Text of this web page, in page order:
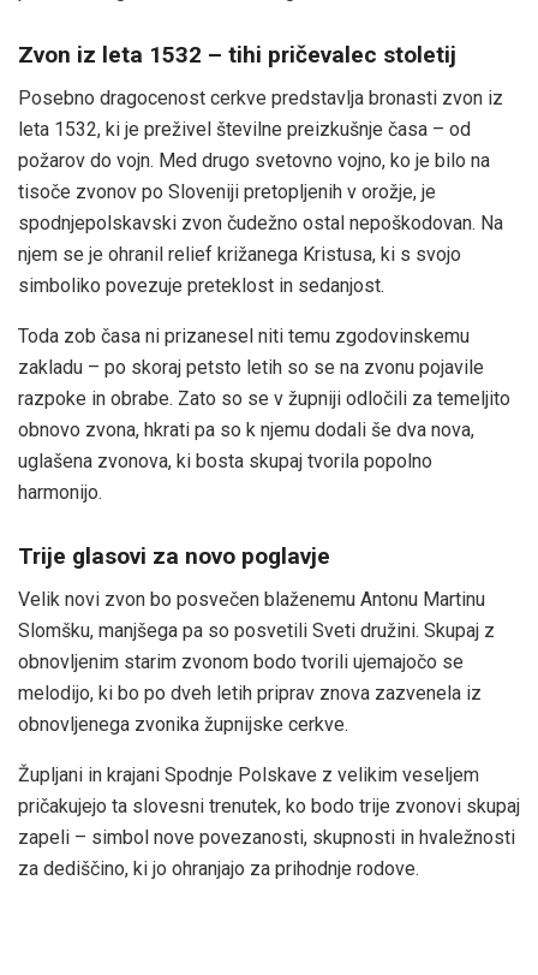
Zvon iz leta 1532 – tihi pričevalec stoletij
Posebno dragocenost cerkve predstavlja bronasti zvon iz
leta 1532, ki je preživel številne preizkušnje časa – od
požarov do vojn. Med drugo svetovno vojno, ko je bilo na
tisoče zvonov po Sloveniji pretopljenih v orožje, je
spodnjepolskavski zvon čudežno ostal nepoškodovan. Na
njem se je ohranil relief križanega Kristusa, ki s svojo
simboliko povezuje preteklost in sedanjost.
Toda zob časa ni prizanesel niti temu zgodovinskemu
zakladu – po skoraj petsto letih so se na zvonu pojavile
razpoke in obrabe. Zato so se v župniji odločili za temeljito
obnovo zvona, hkrati pa so k njemu dodali še dva nova,
uglašena zvonova, ki bosta skupaj tvorila popolno
harmonijo.
Trije glasovi za novo poglavje
Velik novi zvon bo posvečen blaženemu Antonu Martinu
Slomšku, manjšega pa so posvetili Sveti družini. Skupaj z
obnovljenim starim zvonom bodo tvorili ujemajočo se
melodijo, ki bo po dveh letih priprav znova zazvenela iz
obnovljenega zvonika župnijske cerkve.
Župljani in krajani Spodnje Polskave z velikim veseljem
pričakujejo ta slovesni trenutek, ko bodo trije zvonovi skupaj
zapeli – simbol nove povezanosti, skupnosti in hvaležnosti
za dediščino, ki jo ohranjajo za prihodnje rodove.